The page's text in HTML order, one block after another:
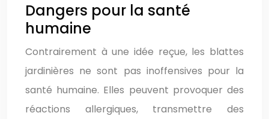
Dangers pour la santé
humaine
Contrairement à une idée reçue, les blattes
jardinières ne sont pas inoffensives pour la
santé humaine. Elles peuvent provoquer des
réactions allergiques, transmettre des